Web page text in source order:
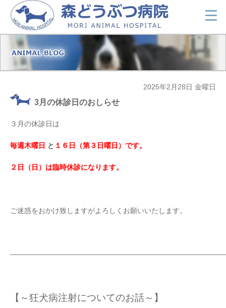
2025年2月28日 金曜日
3月の休診日のおしらせ
３月の休診日は
毎週木曜日 と １６日（第３日曜日）です。
２日（日）は臨時休診になります。
ご迷惑をおかけ致しますがよろしくお願いいたします。
【～狂犬病注射についてのお話～】